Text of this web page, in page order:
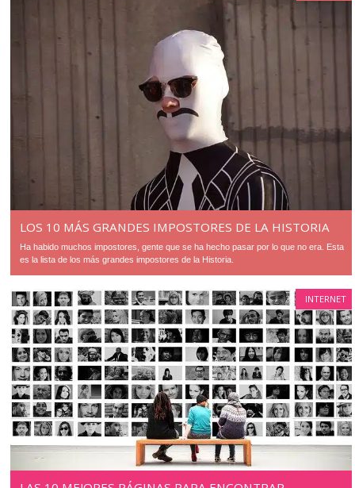
LOS 10 MÁS GRANDES IMPOSTORES DE LA HISTORIA
Ha habido muchos impostores, gente que se ha hecho pasar por lo que no era. Esta
es la lista de los más grandes impostores de la Historia.
INTERNET